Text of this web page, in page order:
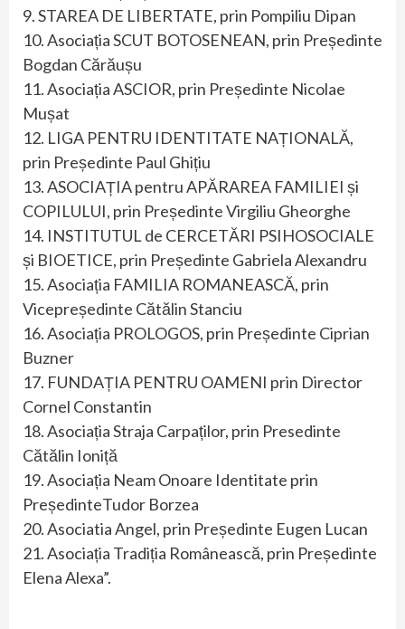
9. STAREA DE LIBERTATE, prin Pompiliu Dipan
10. Asociația SCUT BOTOSENEAN, prin Președinte
Bogdan Cărăușu
11. Asociația ASCIOR, prin Președinte Nicolae
Mușat
12. LIGA PENTRU IDENTITATE NAȚIONALĂ,
prin Președinte Paul Ghițiu
13. ASOCIAȚIA pentru APĂRAREA FAMILIEI și
COPILULUI, prin Președinte Virgiliu Gheorghe
14. INSTITUTUL de CERCETĂRI PSIHOSOCIALE
și BIOETICE, prin Președinte Gabriela Alexandru
15. Asociația FAMILIA ROMANEASCĂ, prin
Vicepreședinte Cătălin Stanciu
16. Asociația PROLOGOS, prin Președinte Ciprian
Buzner
17. FUNDAȚIA PENTRU OAMENI prin Director
Cornel Constantin
18. Asociația Straja Carpaților, prin Presedinte
Cătălin Ioniță
19. Asociația Neam Onoare Identitate prin
PreședinteTudor Borzea
20. Asociatia Angel, prin Președinte Eugen Lucan
21. Asociația Tradiția Românească, prin Președinte
Elena Alexa”.